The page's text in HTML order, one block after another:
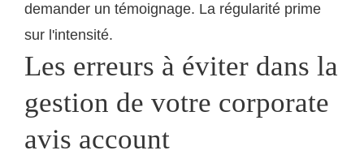
demander un témoignage. La régularité prime
sur l'intensité.
Les erreurs à éviter dans la
gestion de votre corporate
avis account